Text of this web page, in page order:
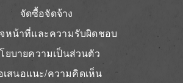
จัดซื้อจัดจ้าง
หน้าที่และความรับผิดชอบ
ยบายความเป็นส่วนตัว
เสนอแนะ/ความคิดเห็น